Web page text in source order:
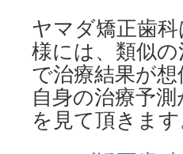
ヤマダ矯正歯
様には、類似
で治療結果が
自身の治療予
を見て頂きます